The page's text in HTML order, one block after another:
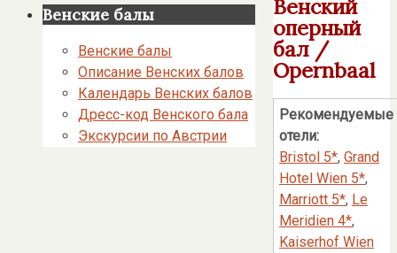
Венский
оперный
бал /
Opernbaal
Рекомендуемые
отели:
Bristol 5*, Grand
Hotel Wien 5*,
Marriott 5*, Le
Meridien 4*,
Kaiserhof Wien
Венские балы
Венские балы
Описание Венских балов
Календарь Венских балов
Дресс-код Венского бала
Экскурсии по Австрии